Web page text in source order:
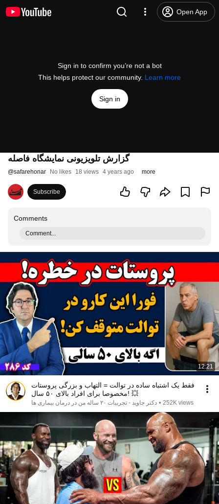
Open App
Sign in to confirm you’re not a bot
This helps protect our community. Learn more
Sign in
گزارش تلویزیونی نمایشگاه فاصله
@safarehonar No likes 18 views 4 years ago more
Subscribe
Comments
Comment...
12:21
فقط یک اشتباه ساده در توالت = التهاب و بزرگی پروستات
مخصوصا برای افراد بالای ۵۰ سال! 💥
دکتر جاوید - تجربیات ۲۰ ساله من در درمان بیماری ها • 252K views